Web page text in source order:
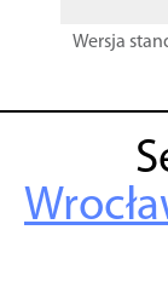
Wersja